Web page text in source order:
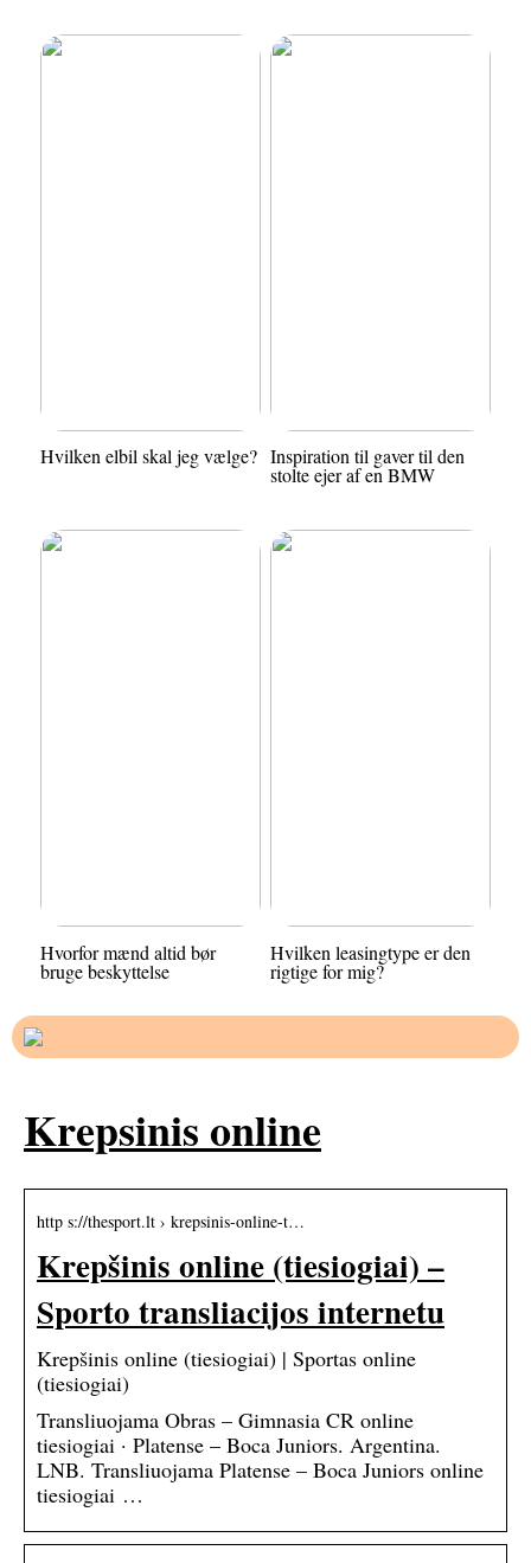
Hvilken elbil skal jeg vælge? Inspiration til gaver til den
stolte ejer af en BMW
Hvorfor mænd altid bør
bruge beskyttelse
Hvilken leasingtype er den
rigtige for mig?
Krepsinis online
http s://thesport.lt › krepsinis-online-t…
Krepšinis online (tiesiogiai) –
Sporto transliacijos internetu
Krepšinis online (tiesiogiai) | Sportas online
(tiesiogiai)
Transliuojama Obras – Gimnasia CR online
tiesiogiai · Platense – Boca Juniors. Argentina.
LNB. Transliuojama Platense – Boca Juniors online
tiesiogiai …